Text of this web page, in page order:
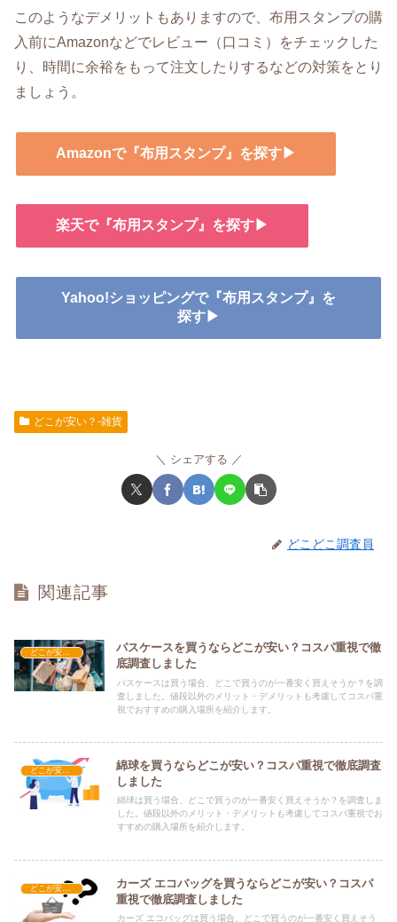
このようなデメリットもありますので、布用スタンプの購
入前にAmazonなどでレビュー（口コミ）をチェックした
り、時間に余裕をもって注文したりするなどの対策をとり
ましょう。
Amazonで『布用スタンプ』を探す▶
楽天で『布用スタンプ』を探す▶
Yahoo!ショッピングで『布用スタンプ』を
探す▶
どこが安い？-雑貨
シェアする
どこどこ調査員
関連記事
パスケースを買うならどこが安い？コスパ重視で徹
底調査しました
パスケースは買う場合、どこで買うのが一番安く買えそうか？を調
査しました。値段以外のメリット・デメリットも考慮してコスパ重
視でおすすめの購入場所を紹介します。
綿球を買うならどこが安い？コスパ重視で徹底調査
しました
綿球は買う場合、どこで買うのが一番安く買えそうか？を調査しま
した。値段以外のメリット・デメリットも考慮してコスパ重視でお
すすめの購入場所を紹介します。
カーズ エコバッグを買うならどこが安い？コスパ
重視で徹底調査しました
カーズ エコバッグは買う場合、どこで買うのが一番安く買えそう